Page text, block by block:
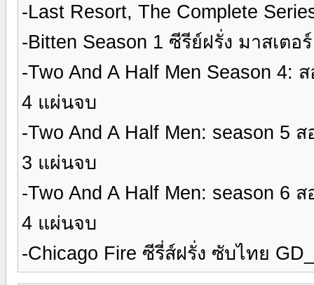
-Last Resort, The Complete
-Bitten Season 1 ซีรีย์ฝรั่ง มาสเต
-Two And A Half Men Season 4:
4 แผ่นจบ
-Two And A Half Men: season 5
3 แผ่นจบ
-Two And A Half Men: season 6
4 แผ่นจบ
-Chicago Fire ซีรี่ส์ฝรั่ง ซับไทย